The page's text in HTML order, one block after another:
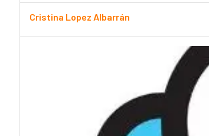
Cristina Lopez Albarrán